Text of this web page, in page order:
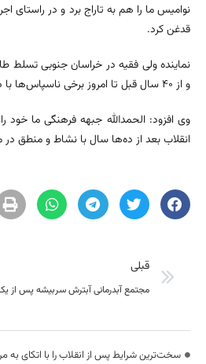
نوامیس ما را هم به تاراج برد و در راستای
قدغن کرد.
نماینده ولی فقیه در خراسان جنوبی تسلط
و از ۴۰ سال قبل تا امروز برخی ناسپاس‌ها با دشمن هم‌صدا شدند و از طریق کسانی که تفکرشان محو اسلام است خیانت کردند.
وی افزود: الحمدالله جبهه فرهنگی ما
انقلاب بعد از ده‌ها سال با نشاط و منطق
قبلی
سخت‌ترین شرایط پس از انقلاب را با اتکای